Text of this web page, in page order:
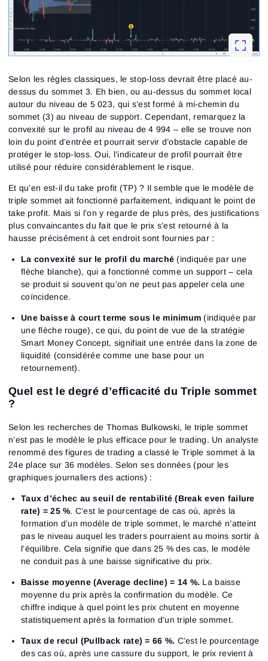
Selon les règles classiques, le stop-loss devrait être placé au-
dessus du sommet 3. Eh bien, ou au-dessus du sommet local
autour du niveau de 5 023, qui s’est formé à mi-chemin du
sommet (3) au niveau de support. Cependant, remarquez la
convexité sur le profil au niveau de 4 994 – elle se trouve non
loin du point d’entrée et pourrait servir d’obstacle capable de
protéger le stop-loss. Oui, l’indicateur de profil pourrait être
utilisé pour réduire considérablement le risque.
Et qu’en est-il du take profit (TP) ? Il semble que le modèle de
triple sommet ait fonctionné parfaitement, indiquant le point de
take profit. Mais si l’on y regarde de plus près, des justifications
plus convaincantes du fait que le prix s’est retourné à la
hausse précisément à cet endroit sont fournies par :
La convexité sur le profil du marché (indiquée par une
flèche blanche), qui a fonctionné comme un support – cela
se produit si souvent qu’on ne peut pas appeler cela une
coïncidence.
Une baisse à court terme sous le minimum (indiquée par
une flèche rouge), ce qui, du point de vue de la stratégie
Smart Money Concept, signifiait une entrée dans la zone de
liquidité (considérée comme une base pour un
retournement).
Quel est le degré d’efficacité du Triple sommet
?
Selon les recherches de Thomas Bulkowski, le triple sommet
n’est pas le modèle le plus efficace pour le trading. Un analyste
renommé des figures de trading a classé le Triple sommet à la
24e place sur 36 modèles. Selon ses données (pour les
graphiques journaliers des actions) :
Taux d’échec au seuil de rentabilité (Break even failure
rate) = 25 %. C’est le pourcentage de cas où, après la
formation d’un modèle de triple sommet, le marché n’atteint
pas le niveau auquel les traders pourraient au moins sortir à
l’équilibre. Cela signifie que dans 25 % des cas, le modèle
ne conduit pas à une baisse significative du prix.
Baisse moyenne (Average decline) = 14 %. La baisse
moyenne du prix après la confirmation du modèle. Ce
chiffre indique à quel point les prix chutent en moyenne
statistiquement après la formation d’un triple sommet.
Taux de recul (Pullback rate) = 66 %. C’est le pourcentage
des cas où, après une cassure du support, le prix revient à
Connexion
Email
Mot de passe
Réinitialiser le mot de passe
Saisis ton adresse e-mail et nous t’enverrons un lien
Email
Inscription
Email
Je souhaite recevoir des offres spéciales d'ATAS
J’accepte lesTerms of use ,License agreement.
Consultez notre Politique de confidentialité